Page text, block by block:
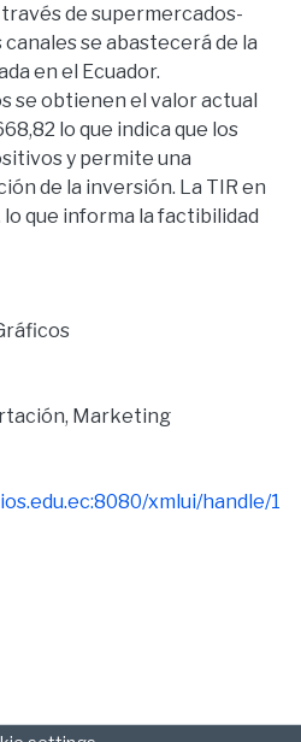
de supermercados-
se abastecerá de la
en el Ecuador.
se obtienen el valor actual
lo que indica que los
y permite una
de la inversión. La TIR en
lo que informa la factibilidad
, Marketing
xmlui/handle/1